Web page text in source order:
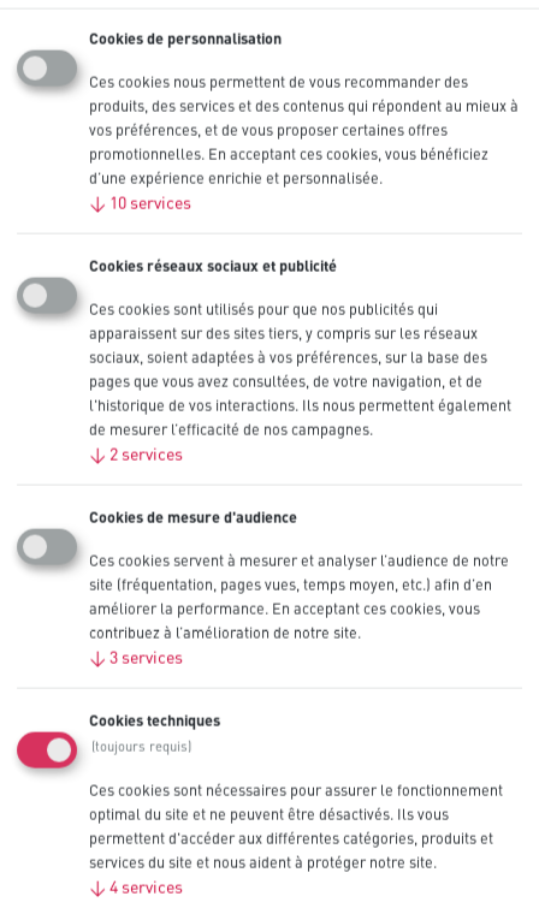
anciens modèles de piles alcalines AAA Procell) dans les appareils
professionnels à forte consommation nécessitant une grande quantité
d’énergie ou des pics de puissance, tels que les tensiomètres, les
distributeurs de savon ou les lampes torches.
Également disponible en formats C, 9V, D et AA.
Autres tailles
Capacité nominale (mAh)
1 223 mAh
LR03
Conditionnements disponibles
Contactez-nous
Recommandé pour les appareils
professionnels à forte consommation
Moniteurs de tension artérielle
Distributeurs de savon automatiques
Lampes de poche
Caractéristiques du produit
Faites économiser jusqu'à 20 % à votre entreprise en adoptant la
Cookies de personnalisation
Ces cookies nous permettent de vous recommander des
produits, des services et des contenus qui répondent au mieux à
vos préférences, et de vous proposer certaines offres
promotionnelles. En acceptant ces cookies, vous bénéficiez
d’une expérience enrichie et personnalisée.
↓ 10 services
Cookies réseaux sociaux et publicité
Ces cookies sont utilisés pour que nos publicités qui
apparaissent sur des sites tiers, y compris sur les réseaux
sociaux, soient adaptées à vos préférences, sur la base des
pages que vous avez consultées, de votre navigation, et de
l'historique de vos interactions. Ils nous permettent également
de mesurer l’efficacité de nos campagnes.
↓ 2 services
Cookies de mesure d'audience
Ces cookies servent à mesurer et analyser l’audience de notre
site (fréquentation, pages vues, temps moyen, etc.) afin d’en
améliorer la performance. En acceptant ces cookies, vous
contribuez à l’amélioration de notre site.
↓ 3 services
Cookies techniques
(toujours requis)
Ces cookies sont nécessaires pour assurer le fonctionnement
optimal du site et ne peuvent être désactivés. Ils vous
permettent d'accéder aux différentes catégories, produits et
services du site et nous aident à protéger notre site.
↓ 4 services